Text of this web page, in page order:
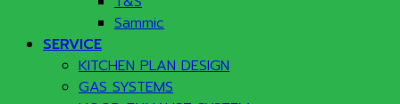
Sammic
SERVICE
KITCHEN PLAN DESIGN
GAS SYSTEMS